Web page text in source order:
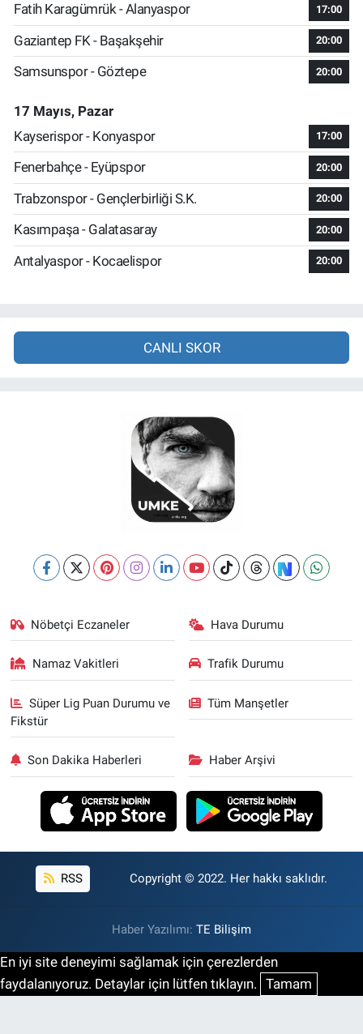
Fatih Karagümrük - Alanyaspor
17:00
Gaziantep FK - Başakşehir 20:00
Samsunspor - Göztepe 20:00
17 Mayıs, Pazar
Kayserispor - Konyaspor
17:00
Fenerbahçe - Eyüpspor 20:00
Trabzonspor - Gençlerbirliği S.K. 20:00
Kasımpaşa - Galatasaray 20:00
Antalyaspor - Kocaelispor 20:00
CANLI SKOR
Nöbetçi Eczaneler Hava Durumu
Namaz Vakitleri Trafik Durumu
Süper Lig Puan Durumu ve
Fikstür
Tüm Manşetler
Son Dakika Haberleri Haber Arşivi
RSS Copyright © 2022. Her hakkı saklıdır.
Haber Yazılımı: TE Bilişim
En iyi site deneyimi sağlamak için çerezlerden
faydalanıyoruz. Detaylar için lütfen tıklayın. Tamam